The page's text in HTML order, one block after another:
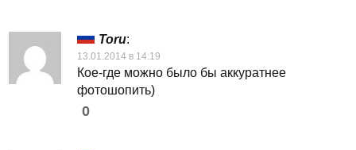
Toru:
13.01.2014 в 14:19
Кое-где можно было бы аккуратнее
фотошопить)
0